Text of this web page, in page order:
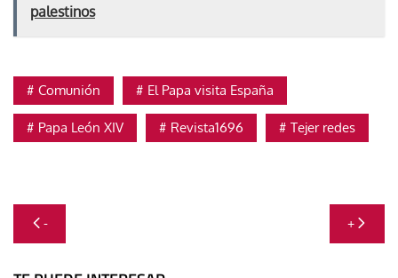
palestinos
Comunión El Papa visita España
Papa León XIV Revista1696 Tejer redes
Navegación
de
- +